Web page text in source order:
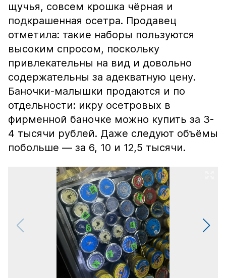
щучья, совсем крошка чёрная и
подкрашенная осетра. Продавец
отметила: такие наборы пользуются
высоким спросом, поскольку
привлекательны на вид и довольно
содержательны за адекватную цену.
Баночки-малышки продаются и по
отдельности: икру осетровых в
фирменной баночке можно купить за 3-
4 тысячи рублей. Даже следуют объёмы
побольше — за 6, 10 и 12,5 тысячи.